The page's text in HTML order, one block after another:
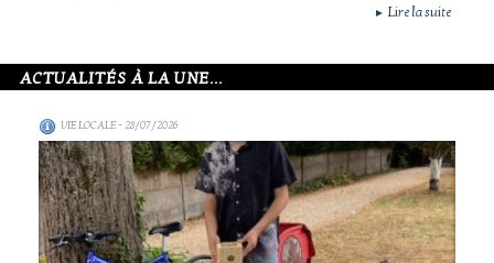
► Lire la suite
ACTUALITÉS À LA UNE...
VIE LOCALE- 28/07/2026